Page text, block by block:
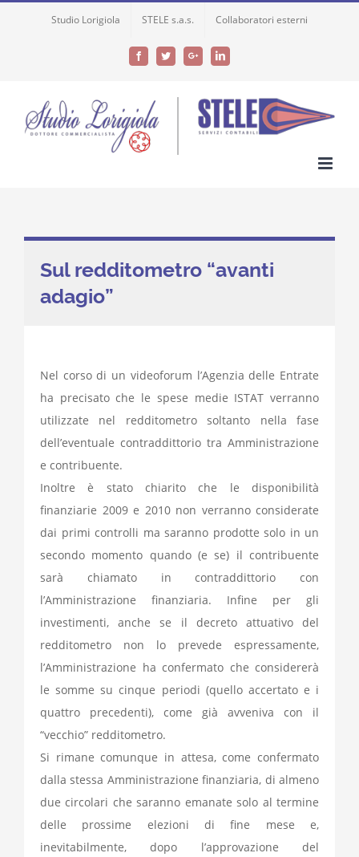
Studio Lorigiola STELE s.a.s. Collaboratori esterni
FacebookTwitterGoogle+LinkedIn
Sul redditometro “avanti
adagio”
Nel corso di un videoforum l’Agenzia delle Entrate
ha precisato che le spese medie ISTAT verranno
utilizzate nel redditometro soltanto nella fase
dell’eventuale contraddittorio tra Amministrazione
e contribuente.
Inoltre è stato chiarito che le disponibilità
finanziarie 2009 e 2010 non verranno considerate
dai primi controlli ma saranno prodotte solo in un
secondo momento quando (e se) il contribuente
sarà chiamato in contraddittorio con
l’Amministrazione finanziaria. Infine per gli
investimenti, anche se il decreto attuativo del
redditometro non lo prevede espressamente,
l’Amministrazione ha confermato che considererà
le somme su cinque periodi (quello accertato e i
quattro precedenti), come già avveniva con il
“vecchio” redditometro.
Si rimane comunque in attesa, come confermato
dalla stessa Amministrazione finanziaria, di almeno
due circolari che saranno emanate solo al termine
delle prossime elezioni di fine mese e,
inevitabilmente, dopo l’approvazione del